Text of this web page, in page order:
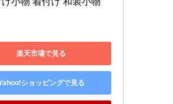
楽天市場で見る
ショッピングで見る